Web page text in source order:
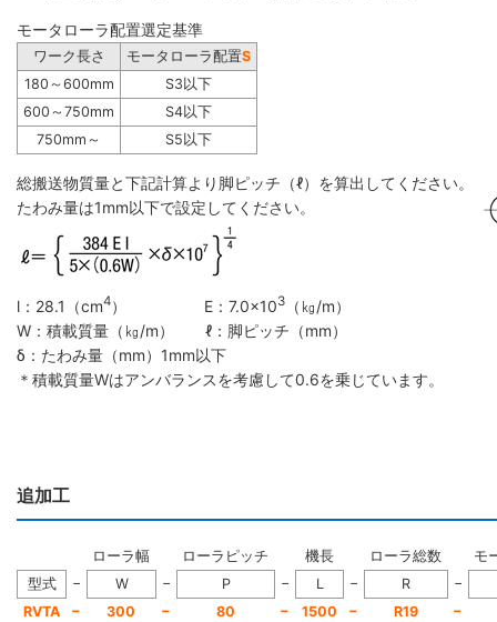
モータローラ配置選定基準
ワーク長さ モータローラ配置S
180～600mm
S3以下
600～750mm
S4以下
750mm～
S5以下
総搬送物質量と下記計算より脚ピッチ（ℓ）を算出してください。
たわみ量は1mm以下で設定してください。
l：28.1（cm4） E：7.0×103
（㎏/m）
W：積載質量（㎏/m） ℓ：脚ピッチ（mm）
δ：たわみ量（mm）1mm以下
＊積載質量Wはアンバランスを考慮して0.6を乗じています。
追加工
ローラ幅 ローラピッチ 機長 ローラ総数
モ
型式
− W − P − L − R
−
RVTA
− 300 − 80 − 1500 − R19
−